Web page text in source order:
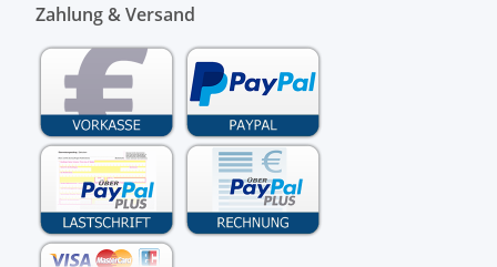
Zahlung & Versand